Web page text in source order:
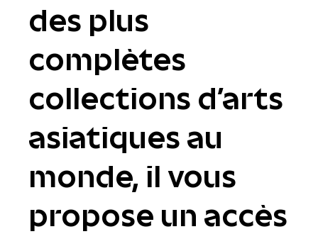
des plus
complètes
collections d'arts
asiatiques au
monde, il vous
propose un accès